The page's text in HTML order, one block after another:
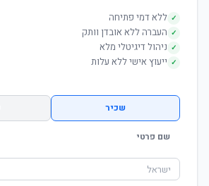
✓ ללא דמי פתיחה
✓ העברה ללא אובדן וותק
✓ ניהול דיגיטלי מלא
✓ ייעוץ אישי ללא עלות
שכיר
שם פרטי